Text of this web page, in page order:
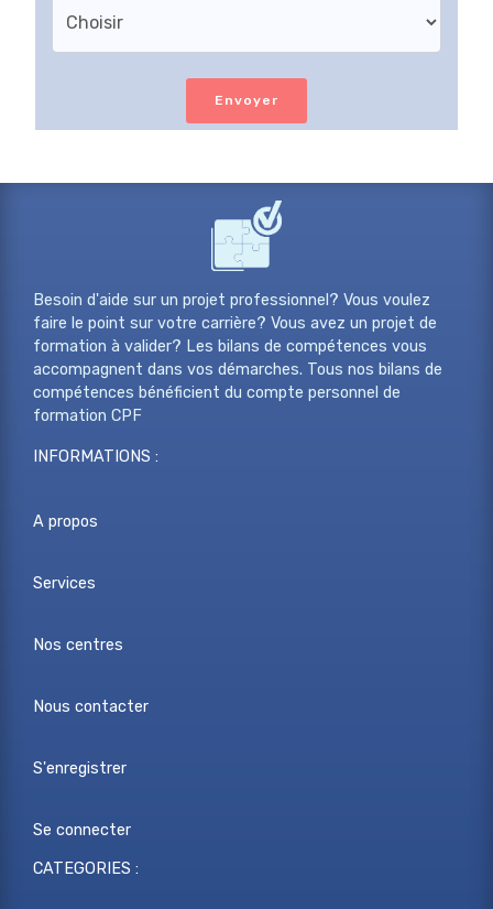
Envoyer
Besoin d'aide sur un projet professionnel? Vous voulez
faire le point sur votre carrière? Vous avez un projet de
formation à valider? Les bilans de compétences vous
accompagnent dans vos démarches. Tous nos bilans de
compétences bénéficient du compte personnel de
formation CPF
INFORMATIONS :
A propos
Services
Nos centres
Nous contacter
S'enregistrer
Se connecter
CATEGORIES :